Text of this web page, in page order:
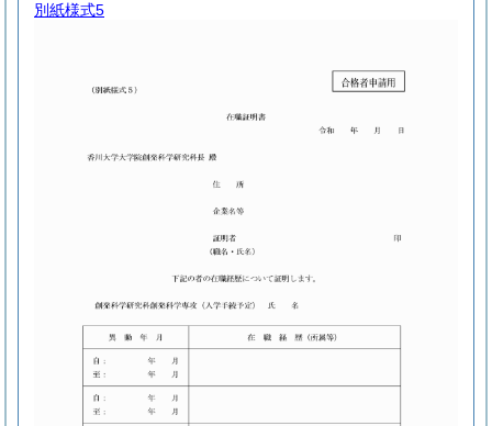
別紙様式5